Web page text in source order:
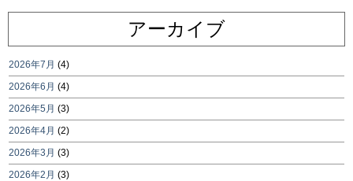
アーカイブ
2026年7月 (4)
2026年6月 (4)
2026年5月 (3)
2026年4月 (2)
2026年3月 (3)
2026年2月 (3)